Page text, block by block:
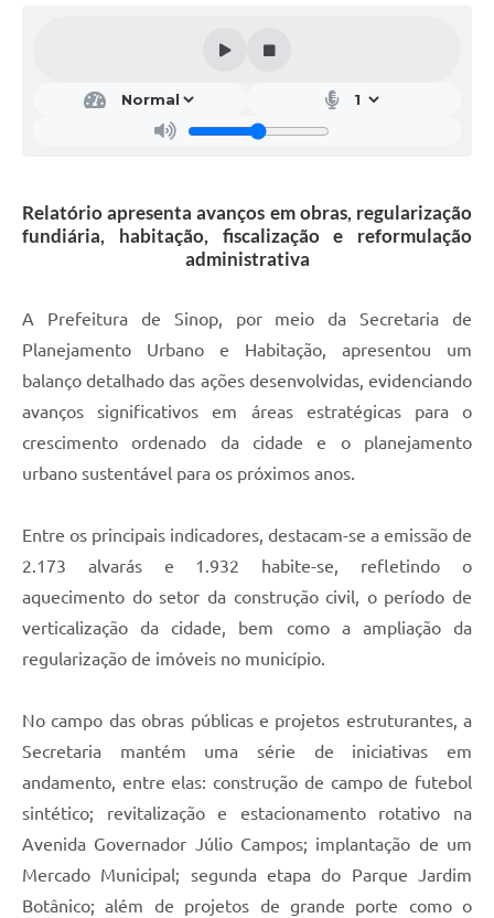
Relatório apresenta avanços em obras, regularização
fundiária, habitação, fiscalização e reformulação
administrativa
A Prefeitura de Sinop, por meio da Secretaria de
Planejamento Urbano e Habitação, apresentou um
balanço detalhado das ações desenvolvidas, evidenciando
avanços significativos em áreas estratégicas para o
crescimento ordenado da cidade e o planejamento
urbano sustentável para os próximos anos.
Entre os principais indicadores, destacam-se a emissão de
2.173 alvarás e 1.932 habite-se, refletindo o
aquecimento do setor da construção civil, o período de
verticalização da cidade, bem como a ampliação da
regularização de imóveis no município.
No campo das obras públicas e projetos estruturantes, a
Secretaria mantém uma série de iniciativas em
andamento, entre elas: construção de campo de futebol
sintético; revitalização e estacionamento rotativo na
Avenida Governador Júlio Campos; implantação de um
Mercado Municipal; segunda etapa do Parque Jardim
Botânico; além de projetos de grande porte como o